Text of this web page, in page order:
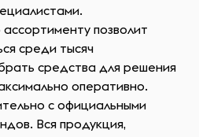
позволит
среди тысяч
средства для решения
оперативно.
с официальными
Вся продукция,